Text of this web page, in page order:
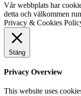
Vår webbplats har
detta och välkommen
Privacy & Cookies
Stäng
Privacy Overview
This website uses